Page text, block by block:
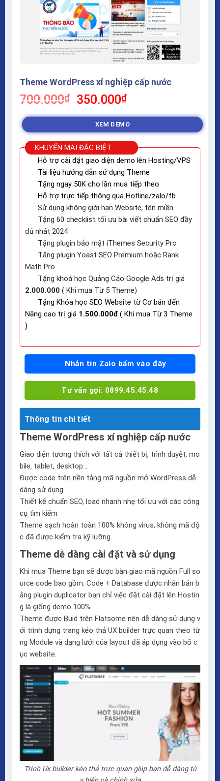
Theme WordPress xí nghiệp cấp nước
700.000₫
Giá
gốc
700.000₫.
350.000₫Giá
hiện
tại
là:
350.000₫.
XEM DEMO
KHUYẾN MÃI ĐẶC BIỆT
Hỗ trợ cài đặt giao diện demo lên Hosting/VPS
Tài liệu hướng dẫn sử dụng Theme
Tặng ngay 50K cho lần mua tiếp theo
Hỗ trợ trực tiếp thông qua Hotline/zalo/fb
Sử dụng không giới hạn Website, tên miền
Tặng 60 checklist tối ưu bài viết chuẩn SEO đầy
đủ nhất 2024
Tặng plugin bảo mật iThemes Security Pro
Tăng plugin Yoast SEO Premium hoặc Rank
Math Pro
Tặng khoá học Quảng Cáo Google Ads trị giá
2.000.000 ( Khi mua Từ 5 Theme)
Tặng Khóa học SEO Website từ Cơ bản đến
Nâng cao trị giá 1.500.000đ ( Khi mua Từ 3 Theme
)
Nhắn tin Zalo bấm vào đây
Tư vấn gọi: 0899.45.45.48
Thông tin chi tiết
Theme WordPress xí nghiệp cấp nước
Giao diện tương thích với tất cả thiết bị, trình duyệt, mo
bile, tablet, desktop…
Được code trên nền tảng mã nguồn mở WordPress dễ
dàng sử dụng
Thiết kế chuẩn SEO, load nhanh nhẹ tối ưu với các công
cụ tìm kiếm
Theme sạch hoàn toàn 100% không virus, không mã độ
c đã được kiểm tra kỹ lưỡng.
Theme dễ dàng cài đặt và sử dụng
Khi mua Theme bạn sẽ được bàn giao mã nguồn Full so
urce code bao gồm: Code + Database được nhân bản b
ằng plugin duplicator bạn chỉ việc đăt cài đặt lên Hostin
g là giống demo 100%.
Theme được Buid trên Flatsome nên dễ dàng sử dụng v
ới trình dựng trang kéo thả UX builder trực quan theo từ
ng Module và dạng lưới của layout đã áp dụng vào bố c
ục website.
Trình Ux builder kéo thả trực quan giúp bạn dễ dàng tù